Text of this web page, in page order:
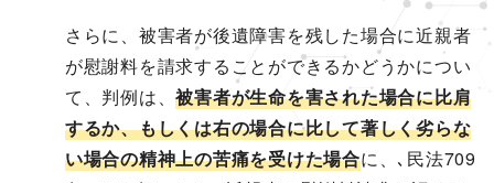
さらに、被害者が後遺障害を残した場合に近親者
が慰謝料を請求することができるかどうかについ
て、判例は、被害者が生命を害された場合に比肩
するか、もしくは右の場合に比して著しく劣らな
い場合の精神上の苦痛を受けた場合に、､民法709